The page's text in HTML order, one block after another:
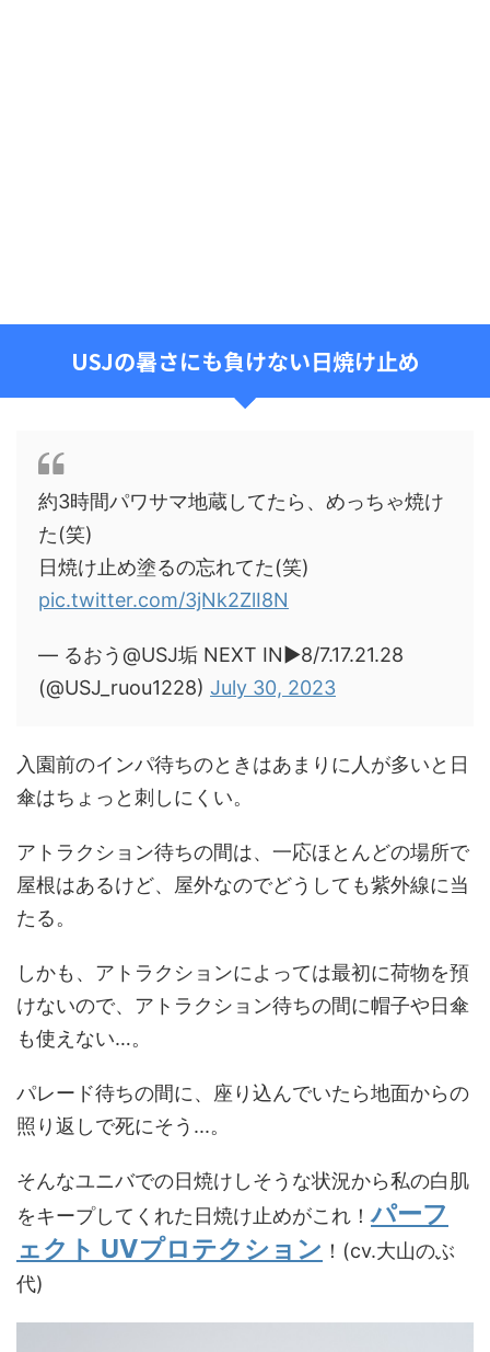
USJの暑さにも負けない日焼け止め
約3時間パワサマ地蔵してたら、めっちゃ焼け
た(笑)
日焼け止め塗るの忘れてた(笑)
pic.twitter.com/3jNk2ZlI8N
— るおう@USJ垢 NEXT IN▶︎8/7.17.21.28
(@USJ_ruou1228) July 30, 2023
入園前のインパ待ちのときはあまりに人が多いと日
傘はちょっと刺しにくい。
アトラクション待ちの間は、一応ほとんどの場所で
屋根はあるけど、屋外なのでどうしても紫外線に当
たる。
しかも、アトラクションによっては最初に荷物を預
けないので、アトラクション待ちの間に帽子や日傘
も使えない…。
パレード待ちの間に、座り込んでいたら地面からの
照り返しで死にそう...。
そんなユニバでの日焼けしそうな状況から私の白肌
をキープしてくれた日焼け止めがこれ！パーフ
ェクト UVプロテクション ！(cv.大山のぶ
代)